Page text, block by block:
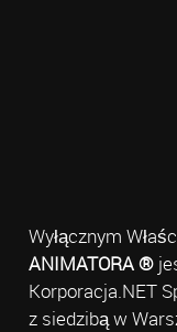
Wyłącznym
ANIMATORA ®
Korporacja.NET
z siedzibą w